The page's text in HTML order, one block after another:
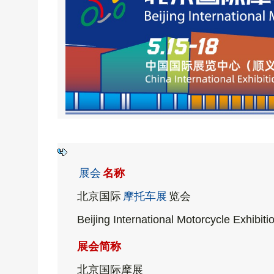
展会 名称
北京国际 摩托车展 览会
Beijing International Motorcycle
展会简称
北京国际摩展